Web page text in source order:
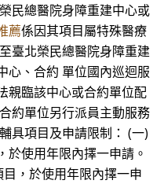
民總醫院身障重建中心或
薦係因其項目屬特殊醫療
臺北榮民總醫院身障重建
心、合約 單位國內巡迴服
親臨該中心或合約單位配
約單位另行派員主動服務
具項目及申請限制： (一)
於使用年限內擇一申請。
，於使用年限內擇一申